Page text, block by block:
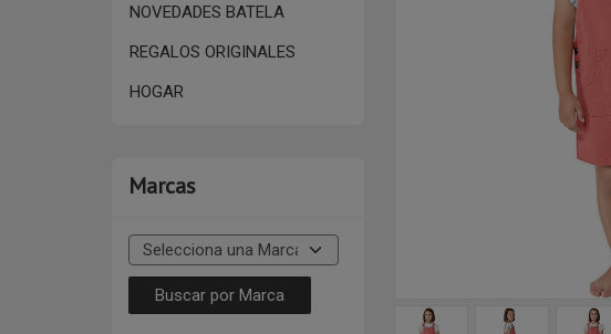
NOVEDADES BATELA
REGALOS ORIGINALES
HOGAR
Marcas